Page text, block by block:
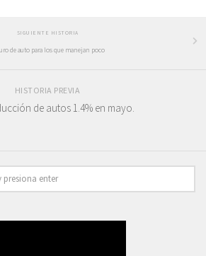
SIGUIENTE HISTORIA
de auto para los que manejan poco
HISTORIA PREVIA
de autos 1.4% en mayo.